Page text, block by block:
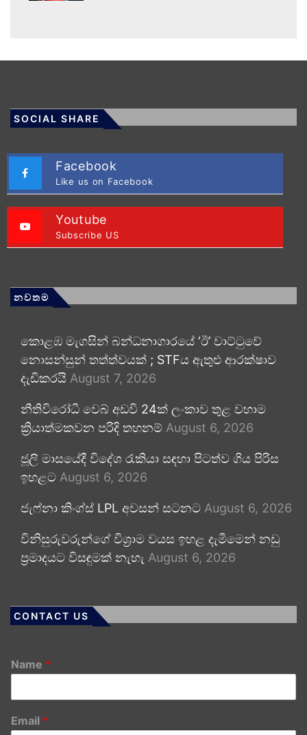
SOCIAL SHARE
Facebook
Like us on Facebook
Youtube
Subscribe US
නවතම
කොළඹ මැගසින් බන්ධනාගාරයේ ‘ඊ’ වාට්ටුවේ
නොසන්සුන් තත්ත්වයක් ; STFය ඇතුළු ආරක්ෂාව
දැඩිකරයි August 7, 2026
නීතිවිරෝධී වෙබ් අඩවි 24ක් ලංකාව තුළ වහාම
ක්‍රියාත්මකවන පරිදි තහනම් August 6, 2026
ජූලි මාසයේදී විදේශ රැකියා සඳහා පිටත්ව ගිය පිරිස
ඉහළට August 6, 2026
ජැෆ්නා කිංග්ස් LPL අවසන් සටනට August 6, 2026
විනිසුරුවරුන්ගේ විශ්‍රාම වයස ඉහළ දැමීමෙන් නඩු
ප්‍රමාදයට විසඳුමක් නැහැ August 6, 2026
CONTACT US
Name *
Email *